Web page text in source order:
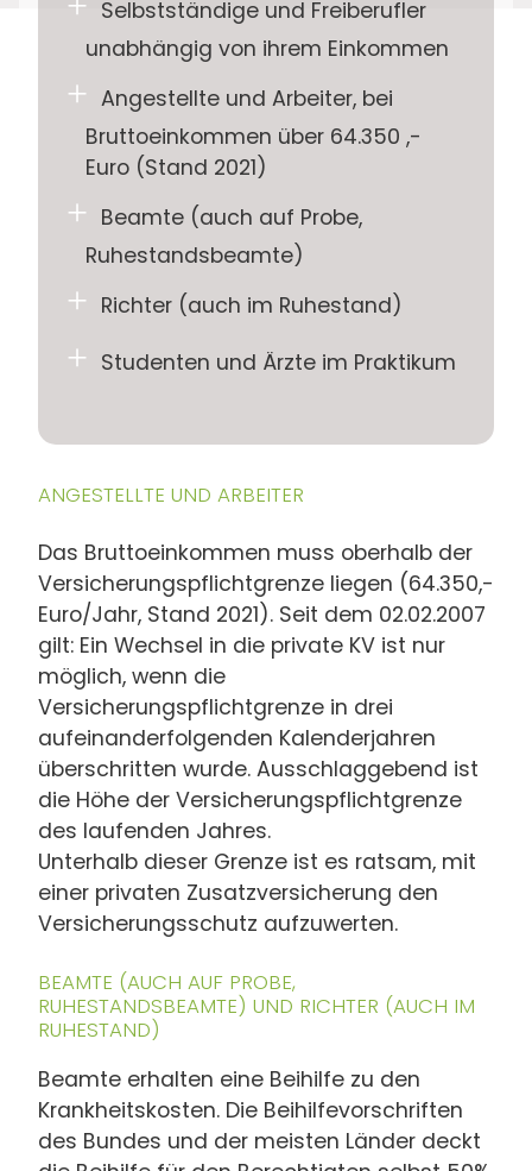
Selbstständige und Freiberufler
unabhängig von ihrem Einkommen
Angestellte und Arbeiter, bei
Bruttoeinkommen über 64.350 ,-
Euro (Stand 2021)
Beamte (auch auf Probe,
Ruhestandsbeamte)
Richter (auch im Ruhestand)
Studenten und Ärzte im Praktikum
ANGESTELLTE UND ARBEITER
Das Bruttoeinkommen muss oberhalb der
Versicherungspflichtgrenze liegen (64.350,-
Euro/Jahr, Stand 2021). Seit dem 02.02.2007
gilt: Ein Wechsel in die private KV ist nur
möglich, wenn die
Versicherungspflichtgrenze in drei
aufeinanderfolgenden Kalenderjahren
überschritten wurde. Ausschlaggebend ist
die Höhe der Versicherungspflichtgrenze
des laufenden Jahres.
Unterhalb dieser Grenze ist es ratsam, mit
einer privaten Zusatzversicherung den
Versicherungsschutz aufzuwerten.
BEAMTE (AUCH AUF PROBE,
RUHESTANDSBEAMTE) UND RICHTER (AUCH IM
RUHESTAND)
Beamte erhalten eine Beihilfe zu den
Krankheitskosten. Die Beihilfevorschriften
des Bundes und der meisten Länder deckt